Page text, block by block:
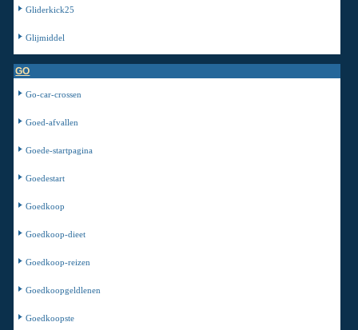
Gliderkick25
Glijmiddel
GO
Go-car-crossen
Goed-afvallen
Goede-startpagina
Goedestart
Goedkoop
Goedkoop-dieet
Goedkoop-reizen
Goedkoopgeldlenen
Goedkoopste